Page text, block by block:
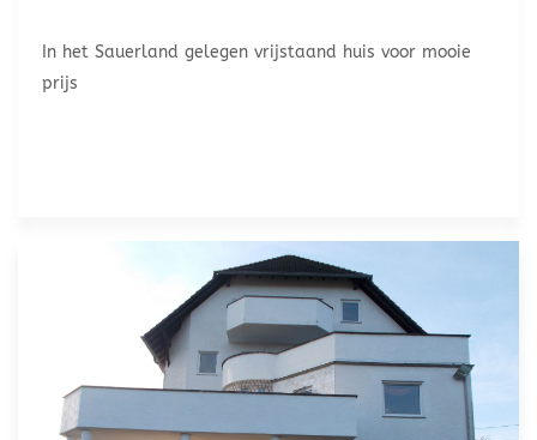
In het Sauerland gelegen vrijstaand huis voor mooie
prijs